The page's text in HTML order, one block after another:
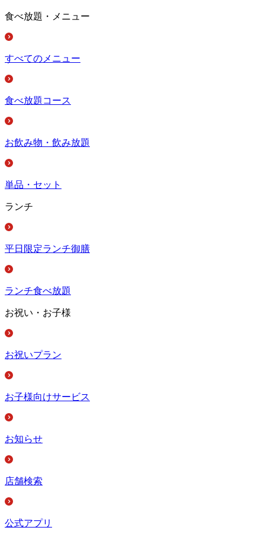
食べ放題・メニュー
すべてのメニュー
食べ放題コース
お飲み物・飲み放題
単品・セット
ランチ
平日限定ランチ御膳
ランチ食べ放題
お祝い・お子様
お祝いプラン
お子様向けサービス
お知らせ
店舗検索
公式アプリ